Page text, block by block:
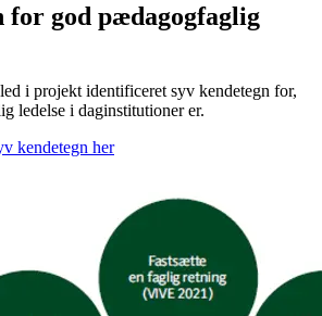
for god pædagogfaglig
i projekt identificeret syv kendetegn for,
ledelse i daginstitutioner er.
kendetegn her